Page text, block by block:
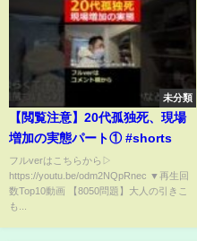
未分類
【閲覧注意】20代孤独死、現場
増加の実態パート① #shorts
フルverはこちらから▷
https://youtu.be/odm2NQpRnec ▼再生回
数Top10動画 【8050問題】大人の引きこ
も...